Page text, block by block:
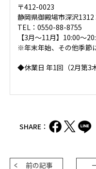
〒412-0023
静岡県御殿場市深沢1312
TEL：0550-88-8755
【3月～11月】10:00～
※年末年始、その他季節
◆休業日 年1回（2月第3木
SHARE：
前の記事